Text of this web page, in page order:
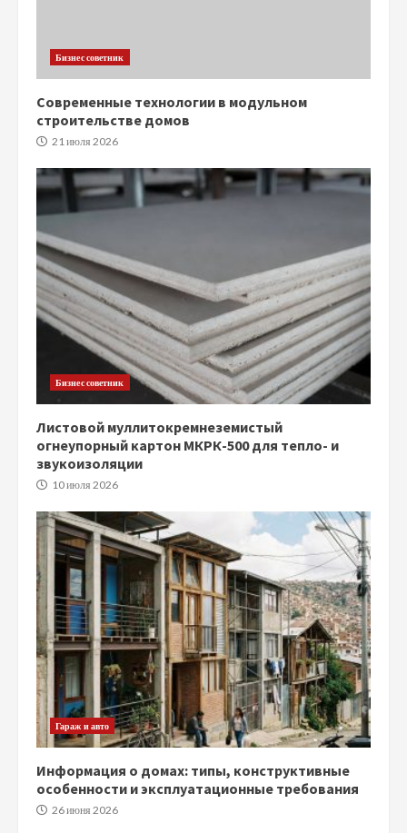
Бизнес советник
Современные технологии в модульном
строительстве домов
21 июля 2026
Бизнес советник
Листовой муллитокремнеземистый
огнеупорный картон МКРК-500 для тепло- и
звукоизоляции
10 июля 2026
Гараж и авто
Информация о домах: типы, конструктивные
особенности и эксплуатационные требования
26 июня 2026